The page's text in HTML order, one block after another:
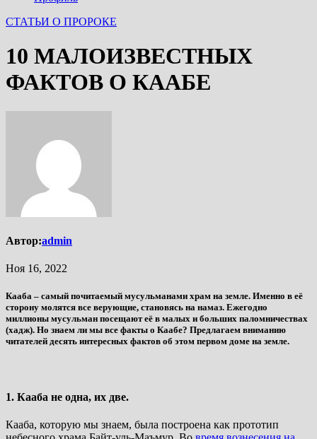
СТАТЬИ О ПРОРОКЕ
10 МАЛОИЗВЕСТНЫХ
ФАКТОВ О КААБЕ
Автор:admin
Ноя 16, 2022
Кааба – самый почитаемый мусульманами храм на земле. Именно в её
сторону молятся все верующие, становясь на намаз. Ежегодно
миллионы мусульман посещают её в малых и больших паломничествах
(хадж). Но знаем ли мы все факты о Каабе? Предлагаем вниманию
читателей десять интересных фактов об этом первом доме на земле.
1. Кааба не одна, их две.
Кааба, которую мы знаем, была построена как прототип